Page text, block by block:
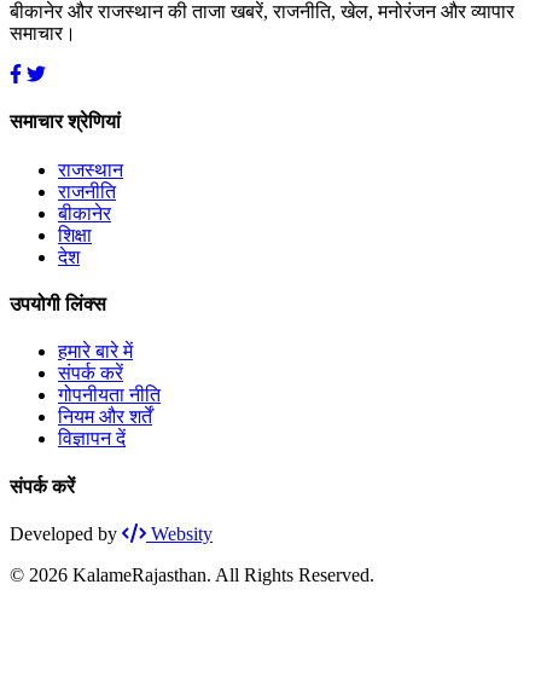
बीकानेर और राजस्थान की ताजा खबरें, राजनीति, खेल, मनोरंजन और व्यापार
समाचार।
समाचार श्रेणियां
राजस्थान
राजनीति
बीकानेर
शिक्षा
देश
उपयोगी लिंक्स
हमारे बारे में
संपर्क करें
गोपनीयता नीति
नियम और शर्तें
विज्ञापन दें
संपर्क करें
Developed by
Websity
© 2026 KalameRajasthan. All Rights Reserved.